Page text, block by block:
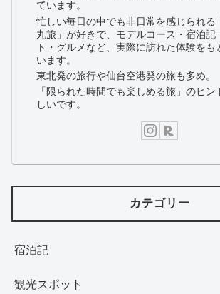
ています。
忙しい毎日の中でも非日常を感じられる
丸旅」が好きで、モデルコース・宿泊記
ト・グルメなど、実際に訪れた体験をも
います。
東北発の旅行や仙台空港発の旅も多め。
「限られた時間でも楽しめる旅」のヒ
しいです。
カテゴリー
宿泊記
観光スポット